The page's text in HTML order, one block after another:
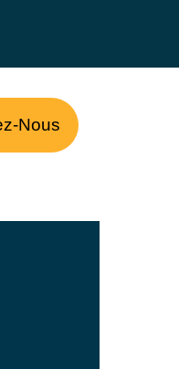
Nous